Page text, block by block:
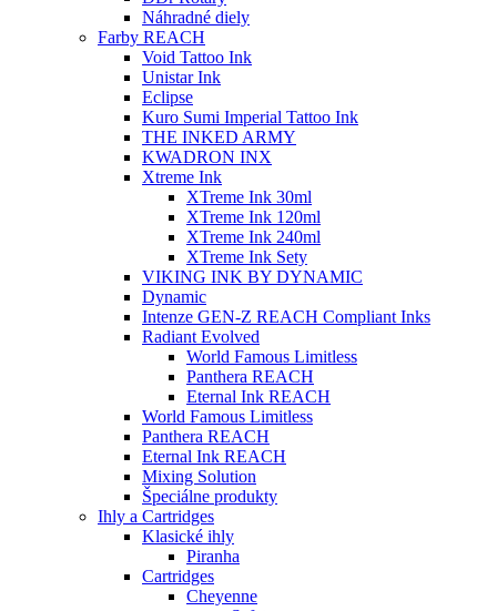
Náhradné diely
Farby REACH
Void Tattoo Ink
Unistar Ink
Eclipse
Kuro Sumi Imperial Tattoo Ink
THE INKED ARMY
KWADRON INX
Xtreme Ink
XTreme Ink 30ml
XTreme Ink 120ml
XTreme Ink 240ml
XTreme Ink Sety
VIKING INK BY DYNAMIC
Dynamic
Intenze GEN-Z REACH Compliant Inks
Radiant Evolved
World Famous Limitless
Panthera REACH
Eternal Ink REACH
World Famous Limitless
Panthera REACH
Eternal Ink REACH
Mixing Solution
Špeciálne produkty
Ihly a Cartridges
Klasické ihly
Piranha
Cartridges
Cheyenne